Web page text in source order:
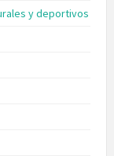
y deportivos